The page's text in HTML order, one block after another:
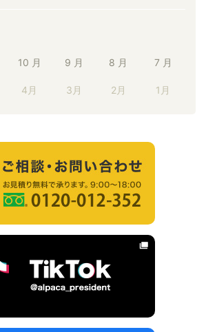
10 月 9 月 8 月 7 月
4月 3月 2月 1月